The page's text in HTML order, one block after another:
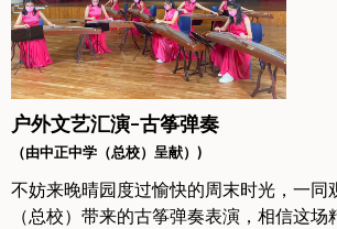
户外文艺汇演–古筝弹奏
（由中正中学（总校）呈献）)
不妨来晚晴园度过愉快的周末时光，一同
（总校）带来的古筝弹奏表演，相信这